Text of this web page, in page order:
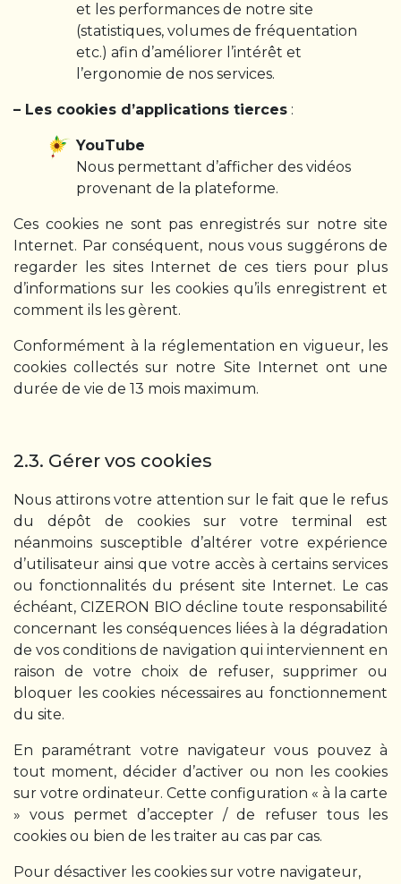
et les performances de notre site
(statistiques, volumes de fréquentation
etc.) afin d’améliorer l’intérêt et
l’ergonomie de nos services.
– Les cookies d’applications tierces :
YouTube
Nous permettant d’afficher des vidéos
provenant de la plateforme.
Ces cookies ne sont pas enregistrés sur notre site
Internet. Par conséquent, nous vous suggérons de
regarder les sites Internet de ces tiers pour plus
d’informations sur les cookies qu’ils enregistrent et
comment ils les gèrent.
Conformément à la réglementation en vigueur, les
cookies collectés sur notre Site Internet ont une
durée de vie de 13 mois maximum.
2.3. Gérer vos cookies
Nous attirons votre attention sur le fait que le refus
du dépôt de cookies sur votre terminal est
néanmoins susceptible d’altérer votre expérience
d’utilisateur ainsi que votre accès à certains services
ou fonctionnalités du présent site Internet. Le cas
échéant, CIZERON BIO décline toute responsabilité
concernant les conséquences liées à la dégradation
de vos conditions de navigation qui interviennent en
raison de votre choix de refuser, supprimer ou
bloquer les cookies nécessaires au fonctionnement
du site.
En paramétrant votre navigateur vous pouvez à
tout moment, décider d’activer ou non les cookies
sur votre ordinateur. Cette configuration « à la carte
» vous permet d’accepter / de refuser tous les
cookies ou bien de les traiter au cas par cas.
Pour désactiver les cookies sur votre navigateur,